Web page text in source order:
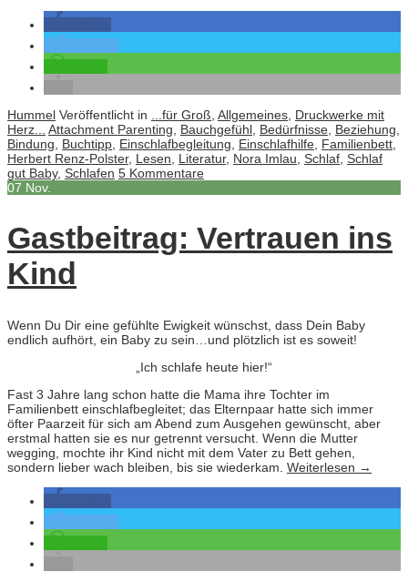
Hummel Veröffentlicht in ...für Groß, Allgemeines, Druckwerke mit
Herz... Attachment Parenting, Bauchgefühl, Bedürfnisse, Beziehung,
Bindung, Buchtipp, Einschlafbegleitung, Einschlafhilfe, Familienbett,
Herbert Renz-Polster, Lesen, Literatur, Nora Imlau, Schlaf, Schlaf
gut Baby, Schlafen 5 Kommentare
07 Nov.
Gastbeitrag: Vertrauen ins
Kind
Wenn Du Dir eine gefühlte Ewigkeit wünschst, dass Dein Baby
endlich aufhört, ein Baby zu sein…und plötzlich ist es soweit!
„Ich schlafe heute hier!“
Fast 3 Jahre lang schon hatte die Mama ihre Tochter im
Familienbett einschlafbegleitet; das Elternpaar hatte sich immer
öfter Paarzeit für sich am Abend zum Ausgehen gewünscht, aber
erstmal hatten sie es nur getrennt versucht. Wenn die Mutter
wegging, mochte ihr Kind nicht mit dem Vater zu Bett gehen,
sondern lieber wach bleiben, bis sie wiederkam. Weiterlesen →